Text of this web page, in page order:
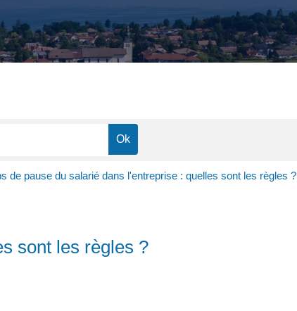
de pause du salarié dans l'entreprise : quelles sont les règles ?
sont les règles ?